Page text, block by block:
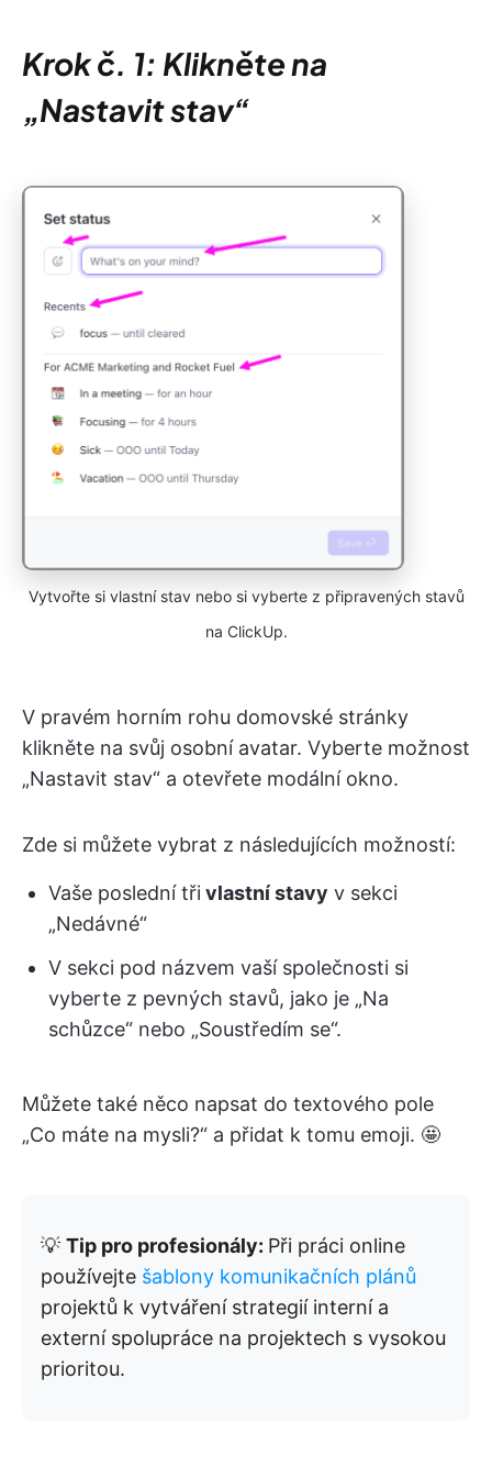
Krok č. 1: Klikněte na
„Nastavit stav“
Vytvořte si vlastní stav nebo si vyberte z připravených stavů
na ClickUp.
V pravém horním rohu domovské stránky
klikněte na svůj osobní avatar. Vyberte možnost
„Nastavit stav“ a otevřete modální okno.
Zde si můžete vybrat z následujících možností:
Vaše poslední tři vlastní stavy v sekci
„Nedávné“
V sekci pod názvem vaší společnosti si
vyberte z pevných stavů, jako je „Na
schůzce“ nebo „Soustředím se“.
Můžete také něco napsat do textového pole
„Co máte na mysli?“ a přidat k tomu emoji. 🤩
💡 Tip pro profesionály: Při práci online
používejte šablony komunikačních plánů
projektů k vytváření strategií interní a
externí spolupráce na projektech s vysokou
prioritou.